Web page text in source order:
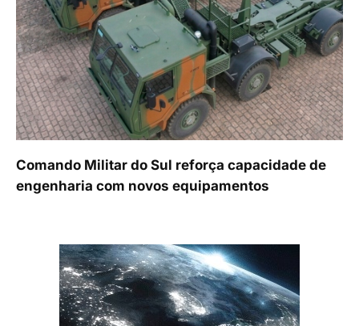
Comando Militar do Sul reforça capacidade de
engenharia com novos equipamentos